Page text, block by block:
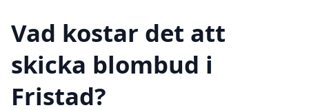
Vad kostar det att
skicka blombud i
Fristad?